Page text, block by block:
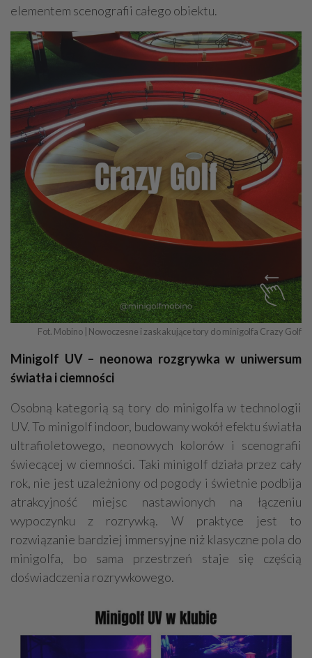
elementem scenografii całego obiektu.
Fot. Mobino | Nowoczesne i zaskakujące tory do minigolfa Crazy Golf
Minigolf UV – neonowa rozgrywka w uniwersum
światła i ciemności
Osobną kategorią są tory do minigolfa w technologii
UV. To minigolf indoor, budowany wokół efektu światła
ultrafioletowego, neonowych kolorów i scenografii
świecącej w ciemności. Taki minigolf działa przez cały
rok, nie jest uzależniony od pogody i świetnie podbija
atrakcyjność miejsc nastawionych na łączeniu
wypoczynku z rozrywką. W praktyce jest to
rozwiązanie bardziej immersyjne niż klasyczne pola do
minigolfa, bo sama przestrzeń staje się częścią
doświadczenia rozrywkowego.